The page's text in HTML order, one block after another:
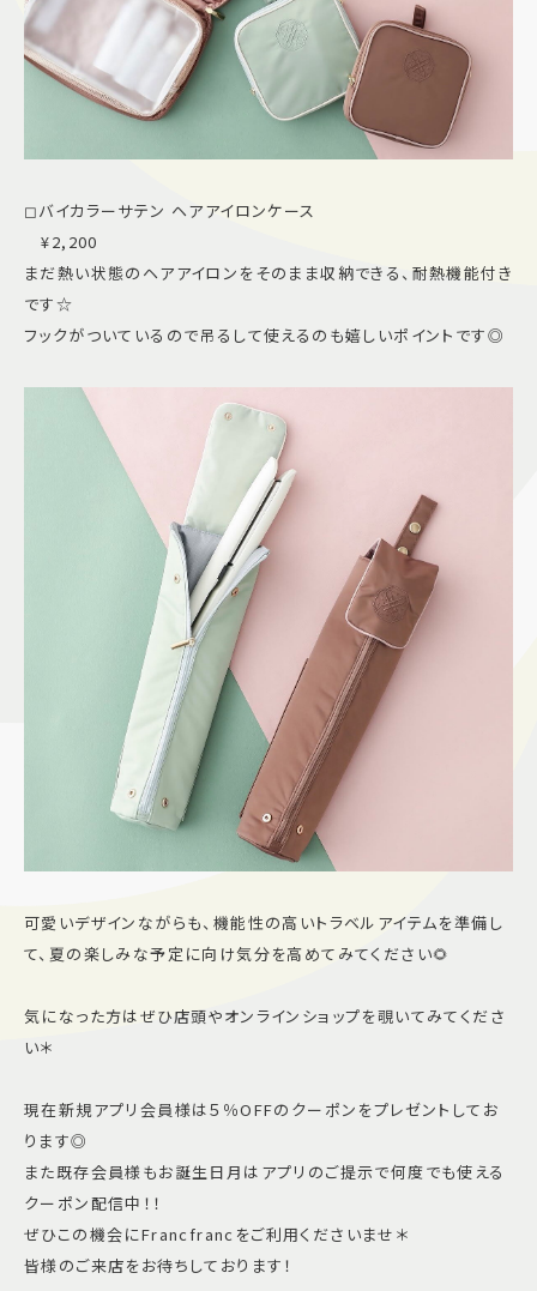
◻︎バイカラーサテン ヘアアイロンケース
¥2,200
まだ熱い状態のヘアアイロンをそのまま収納できる、耐熱機能付き
です☆
フックがついているので吊るして使えるのも嬉しいポイントです◎
可愛いデザインながらも、機能性の高いトラベルアイテムを準備し
て、夏の楽しみな予定に向け気分を高めてみてください🌻
気になった方はぜひ店頭やオンラインショップを覗いてみてくださ
い＊
現在新規アプリ会員様は５％OFFのクーポンをプレゼントしてお
ります◎
また既存会員様もお誕生日月はアプリのご提示で何度でも使える
クーポン配信中！！
ぜひこの機会にFrancfrancをご利用くださいませ＊
皆様のご来店をお待ちしております！